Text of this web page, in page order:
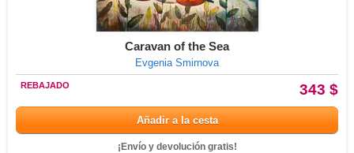
Caravan of the Sea
Evgenia Smirnova
343 $
REBAJADO
Añadir a la cesta
¡Envío y devolución gratis!